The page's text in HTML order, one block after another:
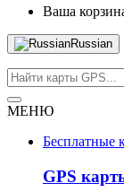
Ваша
Russian
МЕНЮ
Бесплатные
GPS